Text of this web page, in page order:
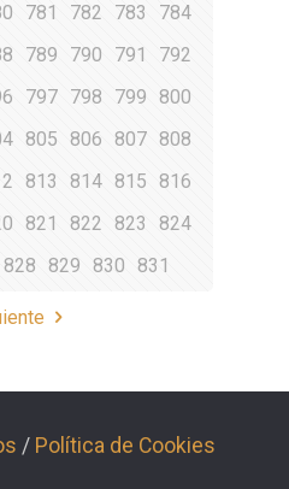
781 782 783
784
789 790 791
792
797 798 799
800
805 806 807 808
813 814 815
816
821 822 823
824
828 829 830 831
/ Política de Cookies